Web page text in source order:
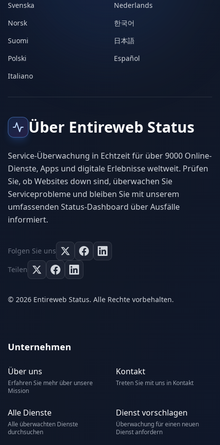
Svenska
Nederlands
Norsk
한국어
Suomi
日本語
Polski
Español
Italiano
Über Entireweb Status
Service-Überwachung in Echtzeit für über 9000 Online-
Dienste, Apps und digitale Erlebnisse weltweit. Prüfen
Sie, ob Websites down sind, überwachen Sie
Serviceprobleme und bleiben Sie mit unserem
umfassenden Status-Dashboard über Ausfälle
informiert.
Folgen Sie uns
Teilen
© 2026 Entireweb Status. Alle Rechte vorbehalten.
Unternehmen
Über uns
Erfahren Sie mehr über unsere
Mission
Kontakt
Treten Sie mit uns in Kontakt
Alle Dienste
Alle überwachten Dienste
durchsuchen
Dienst vorschlagen
Überwachung für einen neuen
Dienst anfordern